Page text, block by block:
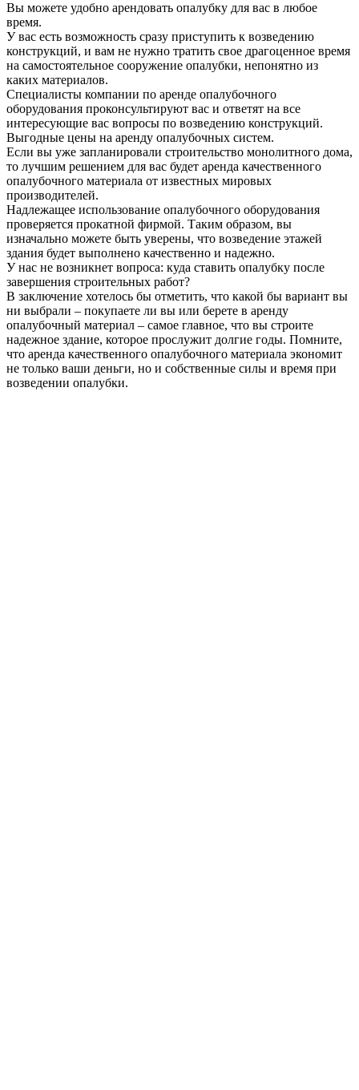
Вы можете удобно арендовать опалубку для вас в любое
время.
У вас есть возможность сразу приступить к возведению
конструкций, и вам не нужно тратить свое драгоценное время
на самостоятельное сооружение опалубки, непонятно из
каких материалов.
Специалисты компании по аренде опалубочного
оборудования проконсультируют вас и ответят на все
интересующие вас вопросы по возведению конструкций.
Выгодные цены на аренду опалубочных систем.
Если вы уже запланировали строительство монолитного дома,
то лучшим решением для вас будет аренда качественного
опалубочного материала от известных мировых
производителей.
Надлежащее использование опалубочного оборудования
проверяется прокатной фирмой. Таким образом, вы
изначально можете быть уверены, что возведение этажей
здания будет выполнено качественно и надежно.
У нас не возникнет вопроса: куда ставить опалубку после
завершения строительных работ?
В заключение хотелось бы отметить, что какой бы вариант вы
ни выбрали – покупаете ли вы или берете в аренду
опалубочный материал – самое главное, что вы строите
надежное здание, которое прослужит долгие годы. Помните,
что аренда качественного опалубочного материала экономит
не только ваши деньги, но и собственные силы и время при
возведении опалубки.